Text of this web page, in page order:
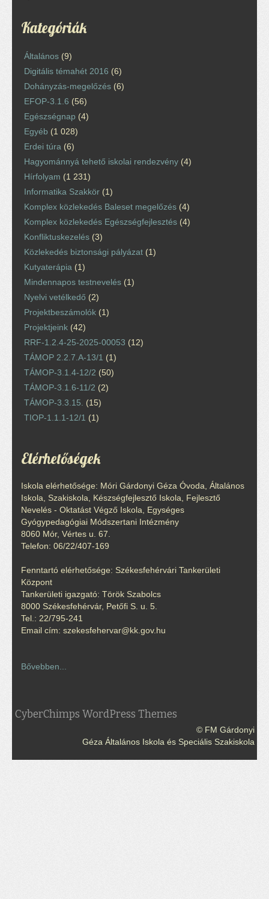
Kategóriák
Általános (9)
Digitális témahét 2016 (6)
Dohányzás-megelőzés (6)
EFOP-3.1.6 (56)
Egészségnap (4)
Egyéb (1 028)
Erdei túra (6)
Hagyománnyá tehető iskolai rendezvény (4)
Hírfolyam (1 231)
Informatika Szakkör (1)
Komplex közlekedés Baleset megelőzés (4)
Komplex közlekedés Egészségfejlesztés (4)
Konfliktuskezelés (3)
Közlekedés biztonsági pályázat (1)
Kutyaterápia (1)
Mindennapos testnevelés (1)
Nyelvi vetélkedő (2)
Projektbeszámolók (1)
Projektjeink (42)
RRF-1.2.4-25-2025-00053 (12)
TÁMOP 2.2.7.A-13/1 (1)
TÁMOP-3.1.4-12/2 (50)
TÁMOP-3.1.6-11/2 (2)
TÁMOP-3.3.15.
(15)
TIOP-1.1.1-12/1 (1)
Elérhetőségek
Iskola elérhetősége: Móri Gárdonyi Géza Óvoda, Általános
Iskola, Szakiskola, Készségfejlesztő Iskola, Fejlesztő
Nevelés - Oktatást Végző Iskola, Egységes
Gyógypedagógiai Módszertani Intézmény
8060 Mór, Vértes u. 67.
Telefon: 06/22/407-169
Fenntartó elérhetősége: Székesfehérvári Tankerületi
Központ
Tankerületi igazgató: Török Szabolcs
8000 Székesfehérvár, Petőfi S. u. 5.
Tel.: 22/795-241
Email cím: szekesfehervar@kk.gov.hu
Bővebben...
CyberChimps WordPress Themes
© FM Gárdonyi
Géza Általános Iskola és Speciális Szakiskola